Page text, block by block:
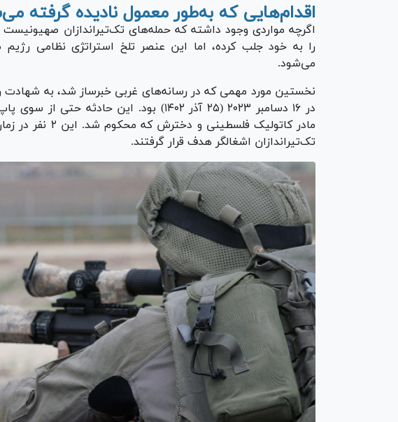
اقدام‌هایی که به‌طور معمول نادیده گرفته
اگرچه مواردی وجود داشته که حمله‌های تک‌تیراندازان صهیونیست
را به خود جلب کرده، اما این عنصر تلخ استراتژی نظامی
می‌شود.
در ۱۶ دسامبر ۲۰۲۳ (۲۵ آذر ۱۴۰۲) بود. این
مادر کاتولیک
تک‌تیراندازان اشغالگر هدف قرار گرفتند.